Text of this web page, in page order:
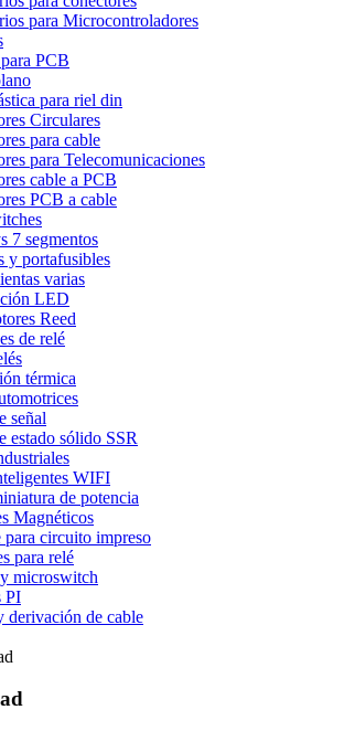
para Microcontroladores
PCB
para riel din
Circulares
para cable
para Telecomunicaciones
cable a PCB
PCB a cable
7 segmentos
y portafusibles
varias
LED
Reed
de relé
térmica
señal
estado sólido SSR
WIFI
de potencia
Magnéticos
para circuito impreso
para relé
microswitch
PI
derivación de cable